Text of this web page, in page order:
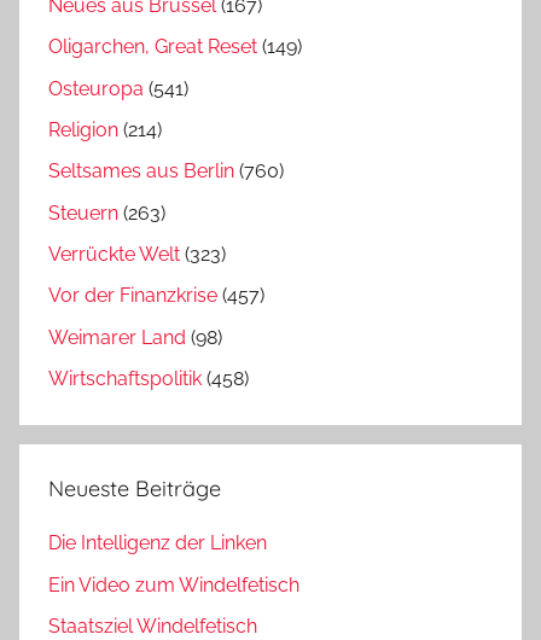
Neues aus Brüssel(167)
Oligarchen, Great Reset (149)
Osteuropa (541)
Religion (214)
Seltsames aus Berlin (760)
Steuern (263)
Verrückte Welt (323)
Vor der Finanzkrise (457)
Weimarer Land (98)
Wirtschaftspolitik (458)
Neueste Beiträge
Die Intelligenz der Linken
Ein Video zum Windelfetisch
Staatsziel Windelfetisch